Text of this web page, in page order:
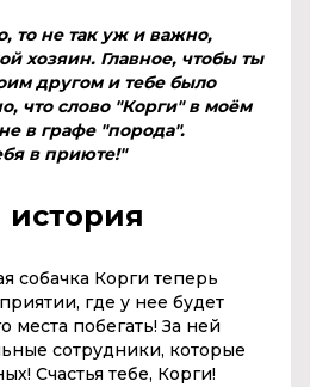
то не так уж и важно,
хозяин. Главное, чтобы ты
другом и тебе было
что слово "Корги" в моём
в графе "порода".
в приюте!"
история
собачка Корги теперь
где у нее будет
места побегать! За ней
сотрудники, которые
Счастья тебе, Корги!